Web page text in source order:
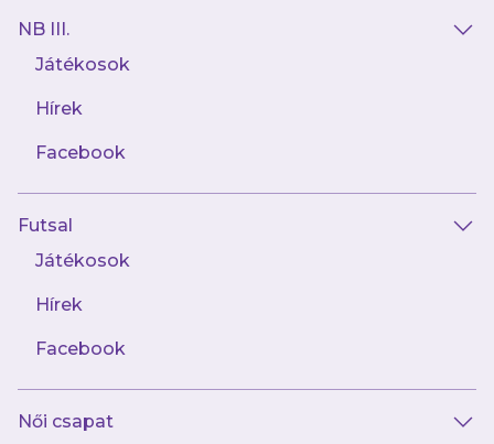
NB III.
Játékosok
Hírek
Facebook
Futsal
Játékosok
Hírek
Facebook
Női csapat
2026.08.02
Magabiztos győzelemmel hangolt a